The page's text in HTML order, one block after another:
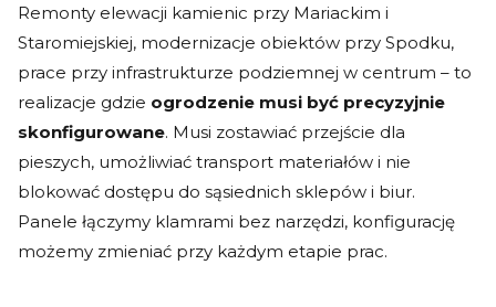
Remonty elewacji kamienic przy Mariackim i
Staromiejskiej, modernizacje obiektów przy Spodku,
prace przy infrastrukturze podziemnej w centrum – to
realizacje gdzie ogrodzenie musi być precyzyjnie
skonfigurowane. Musi zostawiać przejście dla
pieszych, umożliwiać transport materiałów i nie
blokować dostępu do sąsiednich sklepów i biur.
Panele łączymy klamrami bez narzędzi, konfigurację
możemy zmieniać przy każdym etapie prac.